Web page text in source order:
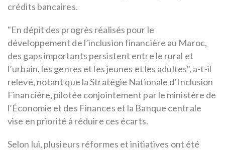
crédits bancaires.
"En dépit des progrès réalisés pour le
développement de l’inclusion financière au Maroc,
des gaps importants persistent entre le rural et
l’urbain, les genres et les jeunes et les adultes", a-t-il
relevé, notant que la Stratégie Nationale d’Inclusion
Financière, pilotée conjointement par le ministère de
l’Économie et des Finances et la Banque centrale
vise en priorité à réduire ces écarts.
Selon lui, plusieurs réformes et initiatives ont été